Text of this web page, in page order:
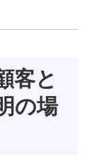
客と
の場